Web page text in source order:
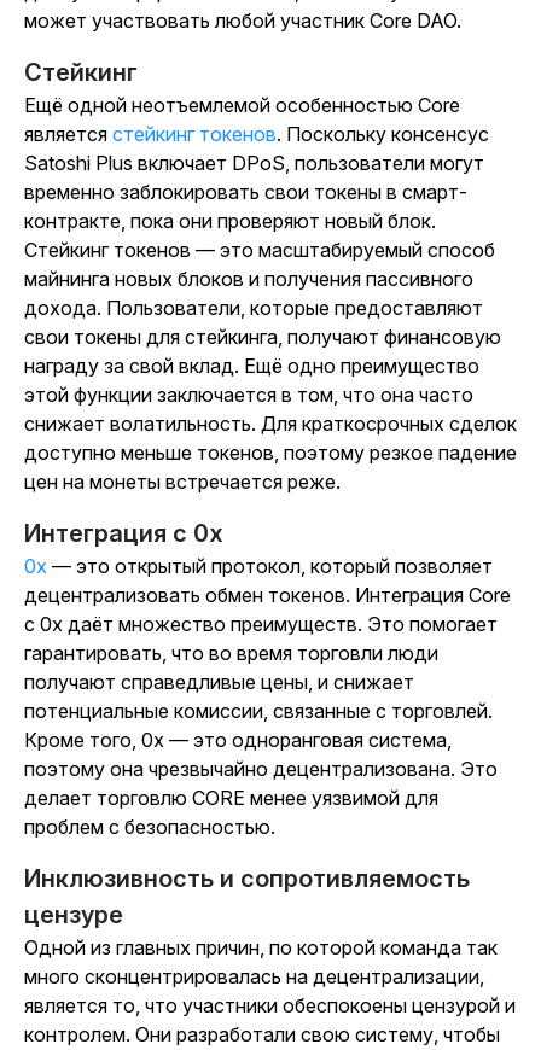
может участвовать любой участник Core DAO.
Стейкинг
Ещё одной неотъемлемой особенностью Core
является стейкинг токенов. Поскольку консенсус
Satoshi Plus включает DPoS, пользователи могут
временно заблокировать свои токены в смарт-
контракте, пока они проверяют новый блок.
Стейкинг токенов — это масштабируемый способ
майнинга новых блоков и получения пассивного
дохода. Пользователи, которые предоставляют
свои токены для стейкинга, получают финансовую
награду за свой вклад. Ещё одно преимущество
этой функции заключается в том, что она часто
снижает волатильность. Для краткосрочных сделок
доступно меньше токенов, поэтому резкое падение
цен на монеты встречается реже.
Интеграция с 0x
0x — это открытый протокол, который позволяет
децентрализовать обмен токенов. Интеграция Core
с 0x даёт множество преимуществ. Это помогает
гарантировать, что во время торговли люди
получают справедливые цены, и снижает
потенциальные комиссии, связанные с торговлей.
Кроме того, 0x — это одноранговая система,
поэтому она чрезвычайно децентрализована. Это
делает торговлю CORE менее уязвимой для
проблем с безопасностью.
Инклюзивность и сопротивляемость
цензуре
Одной из главных причин, по которой команда так
много сконцентрировалась на децентрализации,
является то, что участники обеспокоены цензурой и
контролем. Они разработали свою систему, чтобы